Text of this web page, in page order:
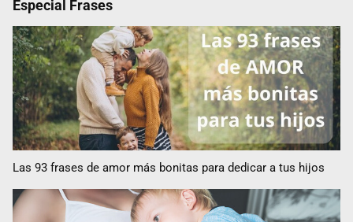
Especial Frases
Las 93 frases de amor más bonitas para dedicar a tus hijos